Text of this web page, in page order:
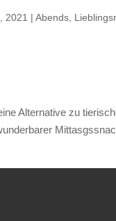
2021 |Abends
Alternative zu